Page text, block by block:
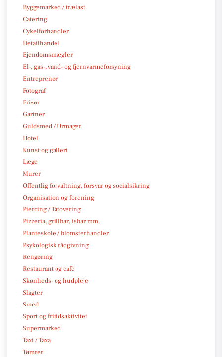
Byggemarked / trælast
Catering
Cykelforhandler
Detailhandel
Ejendomsmægler
El-, gas-, vand- og fjernvarmeforsyning
Entreprenør
Fotograf
Frisør
Gartner
Guldsmed / Urmager
Hotel
Kunst og galleri
Læge
Murer
Offentlig forvaltning, forsvar og socialsikring
Organisation og forening
Piercing / Tatovering
Pizzeria, grillbar, isbar mm.
Planteskole / blomsterhandler
Psykologisk rådgivning
Rengøring
Restaurant og café
Skønheds- og hudpleje
Slagter
Smed
Sport og fritidsaktivitet
Supermarked
Taxi / Taxa
Tømrer